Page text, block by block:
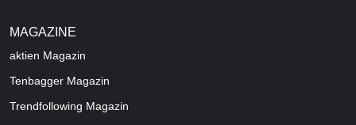
MAGAZINE
aktien Magazin
Tenbagger Magazin
Trendfollowing Magazin